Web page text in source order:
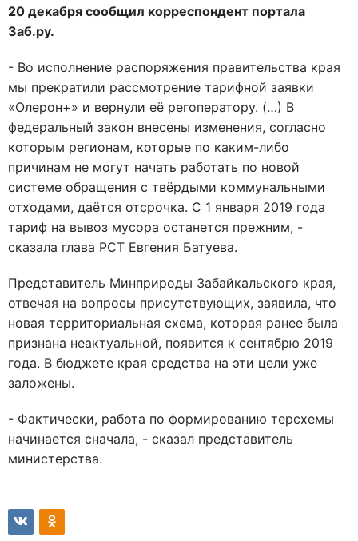
20 декабря сообщил корреспондент портала
Заб.ру.
- Во исполнение распоряжения правительства края
мы прекратили рассмотрение тарифной заявки
«Олерон+» и вернули её регоператору. (…) В
федеральный закон внесены изменения, согласно
которым регионам, которые по каким-либо
причинам не могут начать работать по новой
системе обращения с твёрдыми коммунальными
отходами, даётся отсрочка. С 1 января 2019 года
тариф на вывоз мусора останется прежним, -
сказала глава РСТ Евгения Батуева.
Представитель Минприроды Забайкальского края,
отвечая на вопросы присутствующих, заявила, что
новая территориальная схема, которая ранее была
признана неактуальной, появится к сентябрю 2019
года. В бюджете края средства на эти цели уже
заложены.
- Фактически, работа по формированию терсхемы
начинается сначала, - сказал представитель
министерства.